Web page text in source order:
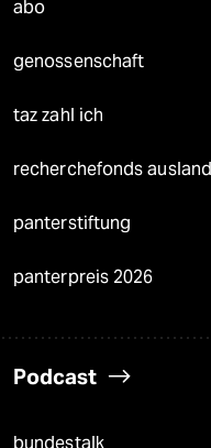
abo
genossenschaft
taz zahl ich
recherchefonds ausland
panterstiftung
panterpreis 2026
Podcast
bundestalk